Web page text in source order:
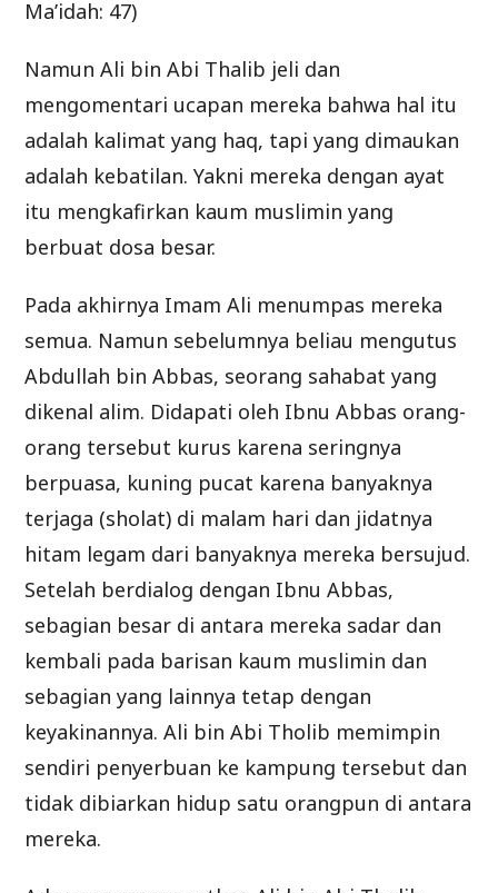
Ma’idah: 47)
Namun Ali bin Abi Thalib jeli dan
mengomentari ucapan mereka bahwa hal itu
adalah kalimat yang haq, tapi yang dimaukan
adalah kebatilan. Yakni mereka dengan ayat
itu mengkafirkan kaum muslimin yang
berbuat dosa besar.
Pada akhirnya Imam Ali menumpas mereka
semua. Namun sebelumnya beliau mengutus
Abdullah bin Abbas, seorang sahabat yang
dikenal alim. Didapati oleh Ibnu Abbas orang-
orang tersebut kurus karena seringnya
berpuasa, kuning pucat karena banyaknya
terjaga (sholat) di malam hari dan jidatnya
hitam legam dari banyaknya mereka bersujud.
Setelah berdialog dengan Ibnu Abbas,
sebagian besar di antara mereka sadar dan
kembali pada barisan kaum muslimin dan
sebagian yang lainnya tetap dengan
keyakinannya. Ali bin Abi Tholib memimpin
sendiri penyerbuan ke kampung tersebut dan
tidak dibiarkan hidup satu orangpun di antara
mereka.